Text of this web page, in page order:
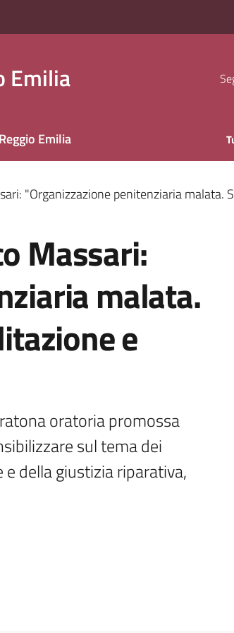
Emilia
Emilia
"Organizzazione penitenziaria malata.
Massari:
malata.
e
oratoria promossa
sul tema dei
della giustizia riparativa,